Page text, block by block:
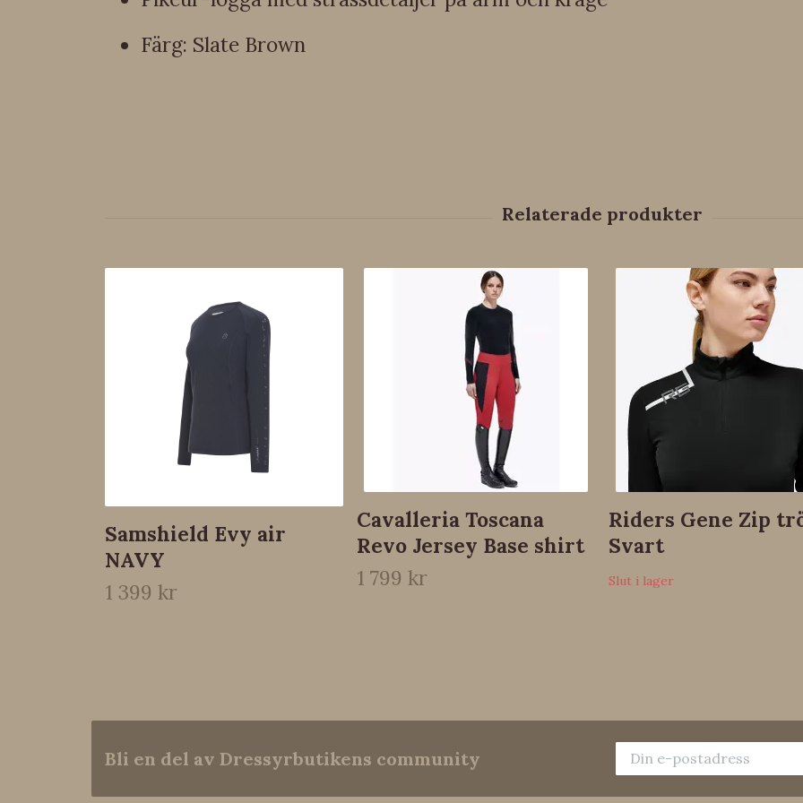
Färg: Slate Brown
Samshield Evy air
NAVY
1 399 kr
Cavalleria Toscana
Revo Jersey Base shirt
1 799 kr
Riders Gene Zip
Svart
Slut i lager
Bli en del av Dressyrbutikens community